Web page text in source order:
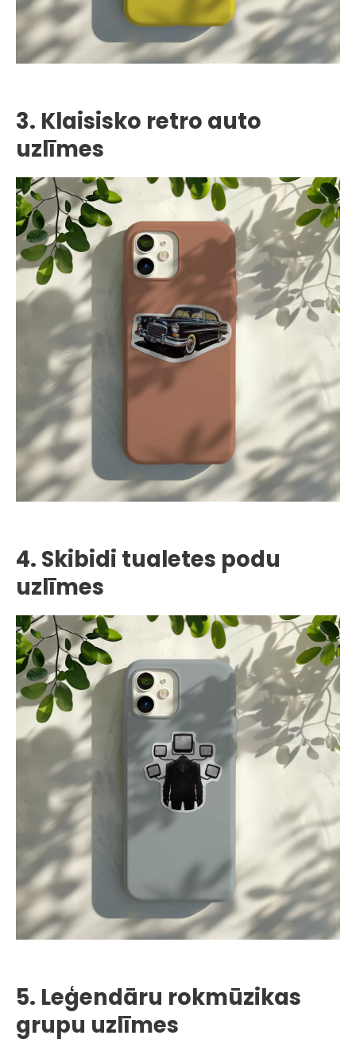
3. Klaisisko retro auto
uzlīmes
4. Skibidi tualetes podu
uzlīmes
5. Leģendāru rokmūzikas
grupu uzlīmes